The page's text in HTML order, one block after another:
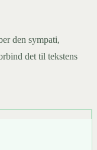
den sympati,
det til tekstens